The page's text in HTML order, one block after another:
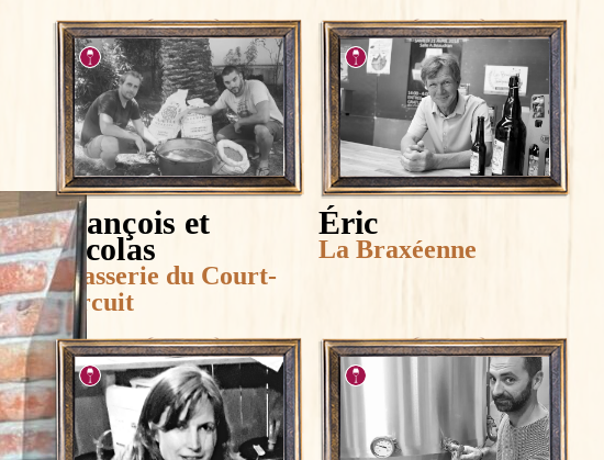
François et
Nicolas
Brasserie du Court-
Circuit
Éric
La Braxéenne